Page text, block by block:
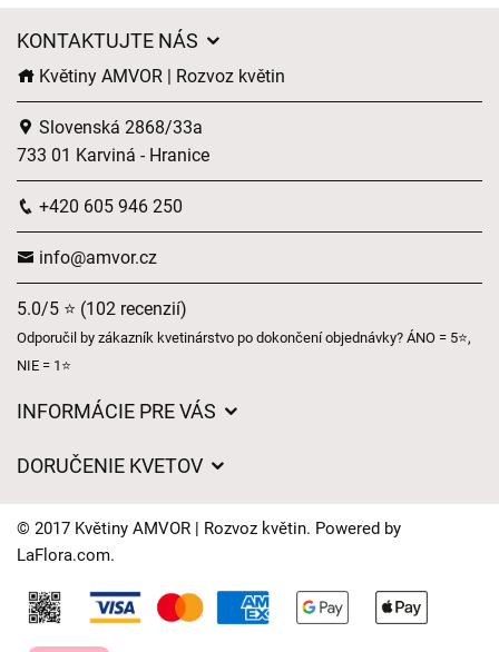
KONTAKTUJTE NÁS
Květiny AMVOR | Rozvoz květin
Slovenská 2868/33a
733 01 Karviná - Hranice
+420 605 946 250
info@amvor.cz
5.0/5 ⭐ (102 recenzií)
Odporučil by zákazník kvetinárstvo po dokončení objednávky? ÁNO = 5⭐,
NIE = 1⭐
INFORMÁCIE PRE VÁS
Časy doručenia kvetov – prehľad možností
DORUČENIE KVETOV
Kam doručujeme kvety
Kontaktujte nás
© 2017 Květiny AMVOR | Rozvoz květin. Powered by
LaFlora.com.